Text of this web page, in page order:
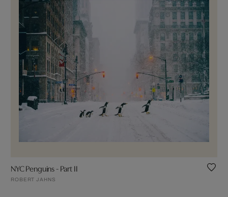
NYC Penguins - Part II
ROBERT JAHNS